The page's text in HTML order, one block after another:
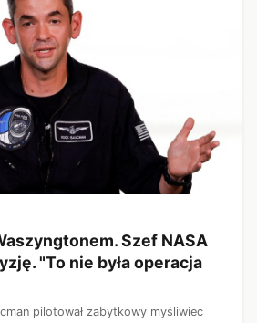
Szef NASA
"To nie była operacja
pilotował zabytkowy myśliwiec